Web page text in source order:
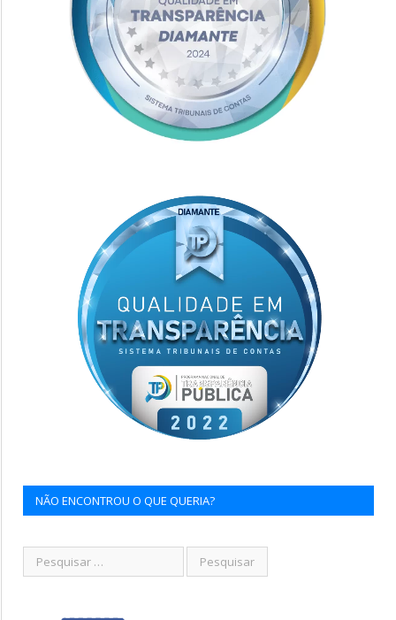
NÃO ENCONTROU O QUE QUERIA?